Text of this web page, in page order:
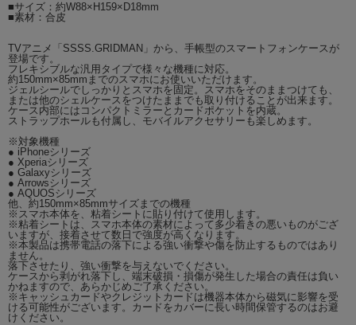
■サイズ：約W88×H159×D18mm
■素材：合皮
TVアニメ「SSSS.GRIDMAN」から、手帳型のスマートフォンケースが
登場です。
フレキシブルな汎用タイプで様々な機種に対応。
約150mm×85mmまでのスマホにお使いいただけます。
ジェルシールでしっかりとスマホを固定。スマホをそのままつけても、
または他のシェルケースをつけたままでも取り付けることが出来ます。
ケース内部にはコンパクトミラーとカードポケットを内蔵。
ストラップホールも付属し、モバイルアクセサリーも楽しめます。
※対象機種
● iPhoneシリーズ
● Xperiaシリーズ
● Galaxyシリーズ
● Arrowsシリーズ
● AQUOSシリーズ
他、約150mm×85mmサイズまでの機種
※スマホ本体を、粘着シートに貼り付けて使用します。
※粘着シートは、スマホ本体の素材によって多少着きの悪いものがござ
いますが、接着させて数日で強度が高くなります。
※本製品は携帯電話の落下による強い衝撃や傷を防止するものではあり
ません。
落下させたり、強い衝撃を与えないでください。
ケースから剥がれ落下し、端末破損・損傷が発生した場合の責任は負い
かねますので、あらかじめご了承ください。
※キャッシュカードやクレジットカードは機器本体から磁気に影響を受
ける可能性がございます。カードをカバーに長い時間保管するのはお避
けください。